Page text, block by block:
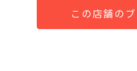
この店舗の